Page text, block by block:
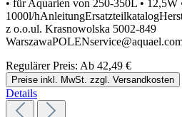
• für Aquarien von 250-350L • 12,5W
1000l/
z o.o.ul. Krasnowolska 5002-849
Regulärer Preis: Ab 42,49 €
Preise inkl. MwSt. zzgl. Versandkosten
Details